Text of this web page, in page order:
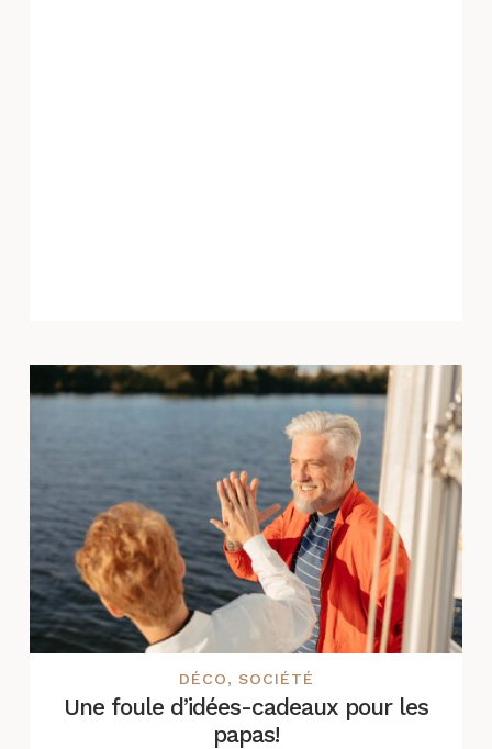
DÉCO, SOCIÉTÉ
Une foule d’idées-cadeaux pour les
papas!